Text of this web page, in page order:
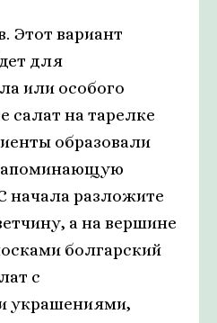
Этот вариант
для
или особого
салат на тарелке
образовали
начала разложите
а на вершине
болгарский
с
украшениями,